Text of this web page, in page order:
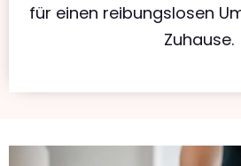
für einen reibungslosen
Zuhause.